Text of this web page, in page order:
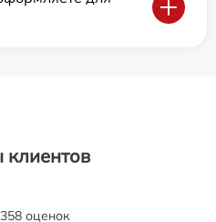
оценок